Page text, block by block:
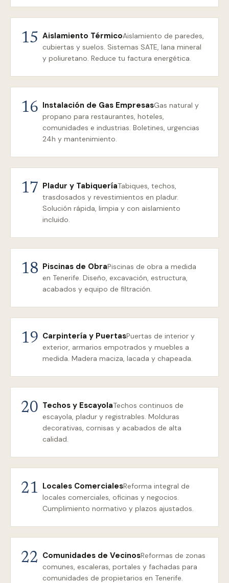
15 Aislamiento TérmicoAislamiento de paredes,
cubiertas y suelos. Sistemas SATE, lana mineral
y poliuretano. Reduce tu factura energética.
16 Instalación de Gas EmpresasGas natural y
propano para restaurantes, hoteles,
comunidades e industrias. Boletines, urgencias
24h y mantenimiento.
17 Pladur y TabiqueríaTabiques, techos,
trasdosados y revestimientos en pladur.
Solución rápida, limpia y con aislamiento
incluido.
18 Piscinas de ObraPiscinas de obra a medida
en Tenerife. Diseño, excavación, estructura,
acabados y equipo de filtración.
19 Carpintería y PuertasPuertas de interior y
exterior, armarios empotrados y muebles a
medida. Madera maciza, lacada y chapeada.
20 Techos y EscayolaTechos continuos de
escayola, pladur y registrables. Molduras
decorativas, cornisas y acabados de alta
calidad.
21 Locales ComercialesReforma integral de
locales comerciales, oficinas y negocios.
Cumplimiento normativo y plazos ajustados.
22 Comunidades de VecinosReformas de zonas
comunes, escaleras, portales y fachadas para
comunidades de propietarios en Tenerife.